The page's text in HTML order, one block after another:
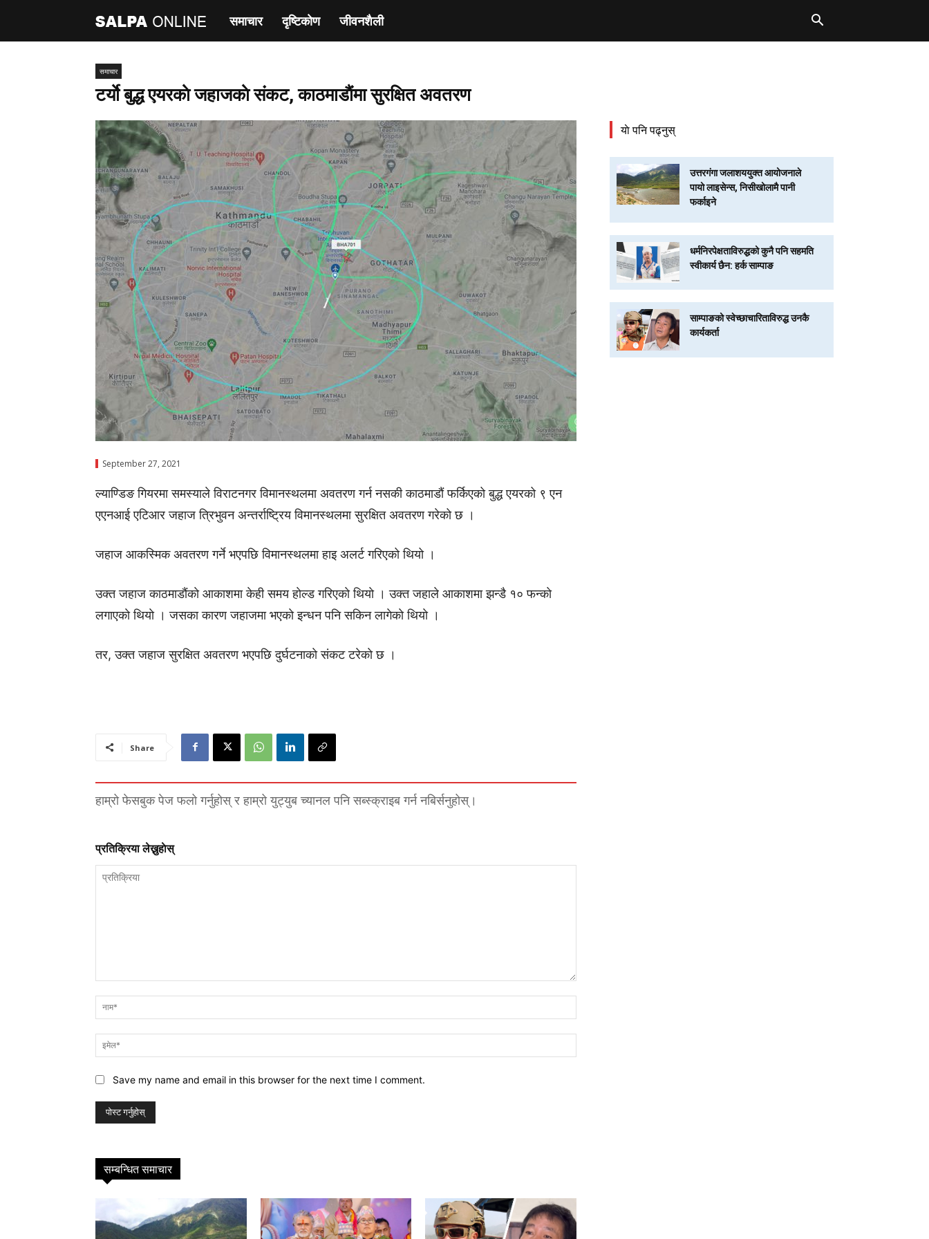
साल्पा
समाचार दृष्टिकाेण जीवनशैली
समाचार
टर्याे बुद्ध एयरकाे जहाजकाे संकट, काठमाडाैंमा सुरक्षित अवतरण
September 27, 2021
ल्याण्डिङ गियरमा समस्याले विराटनगर विमानस्थलमा अवतरण गर्न नसकी काठमाडाैं फर्किएको बुद्ध एयरको ९ एन
एएनआई एटिआर जहाज त्रिभुवन अन्तर्राष्ट्रिय विमानस्थलमा सुरक्षित अवतरण गरेको छ ।
जहाज आकस्मिक अवतरण गर्ने भएपछि विमानस्थलमा हाइ अलर्ट गरिएको थियो ।
उक्त जहाज काठमाडाैंकाे आकाशमा केही समय हाेल्ड गरिएकाे थियाे । उक्त जहाले आकाशमा झन्डै १० फन्काे
लगाएकाे थियाे । जसका कारण जहाजमा भएकाे इन्धन पनि सकिन लागेकाे थियाे ।
तर, उक्त जहाज सुरक्षित अवतरण भएपछि दुर्घटनाकाे संकट टरेकाे छ ।
Share
हाम्रो फेसबुक पेज फलो गर्नुहोस् र हाम्रो युट्युब च्यानल पनि सब्स्क्राइब गर्न नबिर्सनुहोस्।
प्रतिक्रिया लेख्नुहाेस्
Save my name and email in this browser for the next time I comment.
सम्बन्धित समाचार
याे पनि पढ्नुस्
उत्तरगंगा जलाशययुक्त आयोजनाले
पायो लाइसेन्स, निसीखोलामै पानी
फर्काइने
धर्मनिरपेक्षताविरुद्धको कुनै पनि सहमति
स्वीकार्य छैन: हर्क साम्पाङ
साम्पाङको स्वेच्छाचारिताविरुद्ध उनकै
कार्यकर्ता